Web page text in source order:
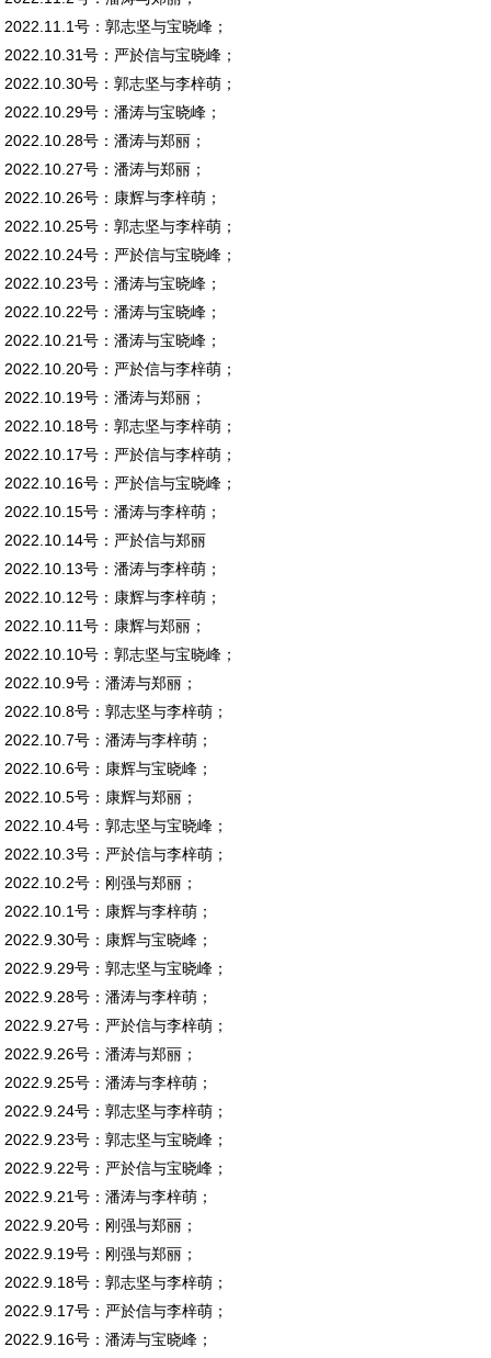
2022.11.1号：郭志坚与宝晓峰；
2022.10.31号：严於信与宝晓峰；
2022.10.30号：郭志坚与李梓萌；
2022.10.29号：潘涛与宝晓峰；
2022.10.28号：潘涛与郑丽；
2022.10.27号：潘涛与郑丽；
2022.10.26号：康辉与李梓萌；
2022.10.25号：郭志坚与李梓萌；
2022.10.24号：严於信与宝晓峰；
2022.10.23号：潘涛与宝晓峰；
2022.10.22号：潘涛与宝晓峰；
2022.10.21号：潘涛与宝晓峰；
2022.10.20号：严於信与李梓萌；
2022.10.19号：潘涛与郑丽；
2022.10.18号：郭志坚与李梓萌；
2022.10.17号：严於信与李梓萌；
2022.10.16号：严於信与宝晓峰；
2022.10.15号：潘涛与李梓萌；
2022.10.14号：严於信与郑丽
2022.10.13号：潘涛与李梓萌；
2022.10.12号：康辉与李梓萌；
2022.10.11号：康辉与郑丽；
2022.10.10号：郭志坚与宝晓峰；
2022.10.9号：潘涛与郑丽；
2022.10.8号：郭志坚与李梓萌；
2022.10.7号：潘涛与李梓萌；
2022.10.6号：康辉与宝晓峰；
2022.10.5号：康辉与郑丽；
2022.10.4号：郭志坚与宝晓峰；
2022.10.3号：严於信与李梓萌；
2022.10.2号：刚强与郑丽；
2022.10.1号：康辉与李梓萌；
2022.9.30号：康辉与宝晓峰；
2022.9.29号：郭志坚与宝晓峰；
2022.9.28号：潘涛与李梓萌；
2022.9.27号：严於信与李梓萌；
2022.9.26号：潘涛与郑丽；
2022.9.25号：潘涛与李梓萌；
2022.9.24号：郭志坚与李梓萌；
2022.9.23号：郭志坚与宝晓峰；
2022.9.22号：严於信与宝晓峰；
2022.9.21号：潘涛与李梓萌；
2022.9.20号：刚强与郑丽；
2022.9.19号：刚强与郑丽；
2022.9.18号：郭志坚与李梓萌；
2022.9.17号：严於信与李梓萌；
2022.9.16号：潘涛与宝晓峰；